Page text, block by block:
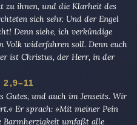
zu ihnen, und die Klarheit des
sich sehr. Und der Engel
Denn siehe, ich verkündige
Volk widerfahren soll. Denn euch
ist Christus, der Herr, in der
2,9–11
Gutes, und auch im Jenseits. Wir
Er sprach: »Mit meiner Pein
umfaßt alle